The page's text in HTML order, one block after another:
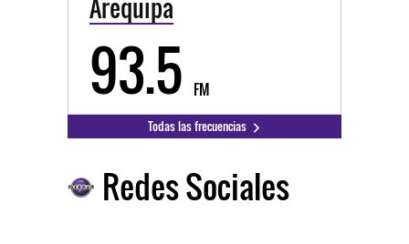
Arequipa
93.5 FM
Todas las frecuencias
Redes Sociales